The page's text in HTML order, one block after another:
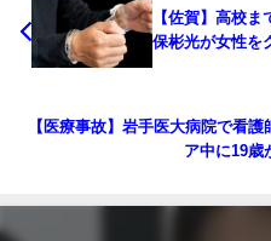
【佐賀】高校
保彬光が女性を
【医療事故】岩手医大病院で看
ア中に19歳